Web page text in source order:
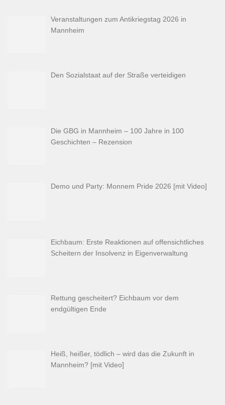
Veranstaltungen zum Antikriegstag 2026 in
Mannheim
Den Sozialstaat auf der Straße verteidigen
Die GBG in Mannheim – 100 Jahre in 100
Geschichten – Rezension
Demo und Party: Monnem Pride 2026 [mit Video]
Eichbaum: Erste Reaktionen auf offensichtliches
Scheitern der Insolvenz in Eigenverwaltung
Rettung gescheitert? Eichbaum vor dem
endgültigen Ende
Heiß, heißer, tödlich – wird das die Zukunft in
Mannheim? [mit Video]